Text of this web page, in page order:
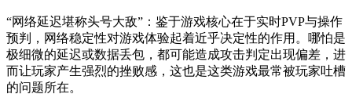
“网络延迟堪称头号大敌”：鉴于游戏核心在于实时PVP与操作
预判，网络稳定性对游戏体验起着近乎决定性的作用。哪怕是
极细微的延迟或数据丢包，都可能造成攻击判定出现偏差，进
而让玩家产生强烈的挫败感，这也是这类游戏最常被玩家吐槽
的问题所在。